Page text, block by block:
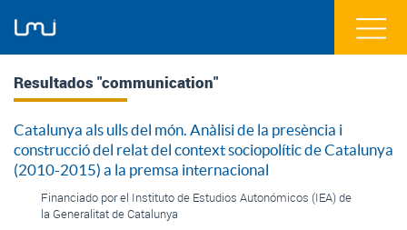
Resultados "communication"
Catalunya als ulls del món. Anàlisi de la presència i
construcció del relat del context sociopolític de Catalunya
(2010-2015) a la premsa internacional
Financiado por el Instituto de Estudios Autonómicos (IEA) de
la Generalitat de Catalunya